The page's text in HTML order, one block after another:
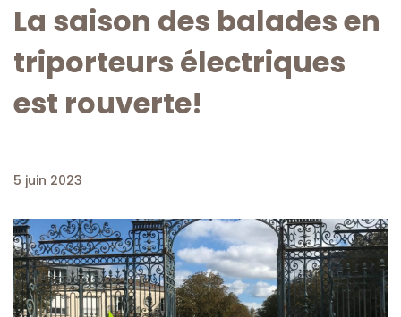
La saison des balades en
triporteurs électriques
est rouverte!
5 juin 2023